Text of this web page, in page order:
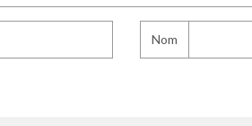
Nom